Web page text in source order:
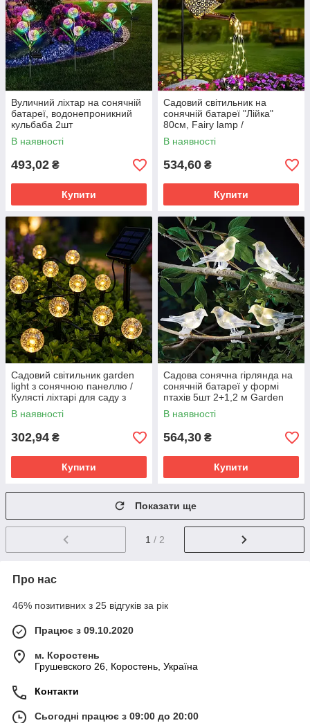
Вуличний ліхтар на сонячній
батареї, водонепроникний
кульбаба 2шт
В наявності
493,02 ₴
Купити
Садовий світильник на
сонячній батареї "Лійка"
80см, Fairy lamp /
Декоративний LED ліхтар для
саду
В наявності
534,60 ₴
Купити
Садовий світильник garden
light з сонячною панеллю /
Кулясті ліхтарі для саду з
бульбашками Solar /
Світлодіодна LED-гірлянда
В наявності
302,94 ₴
Купити
Садова сонячна гірлянда на
сонячній батареї у формі
птахів 5шт 2+1,2 м Garden
Line SOL6063
В наявності
564,30 ₴
Купити
Показати ще
1 / 2
Про нас
46% позитивних з 25 відгуків за рік
Працює з 09.10.2020
м. Коростень
Грушевского 26, Коростень, Україна
Контакти
Сьогодні працює з 09:00 до 20:00